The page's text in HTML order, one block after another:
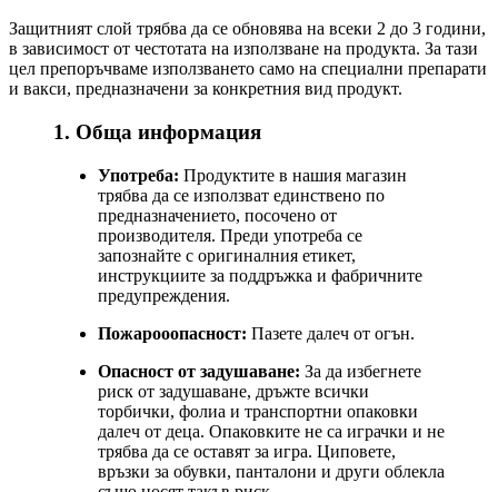
Защитният слой трябва да се обновява на всеки 2 до 3 години,
в зависимост от честотата на използване на продукта. За тази
цел препоръчваме използването само на специални препарати
и вакси, предназначени за конкретния вид продукт.
1. Обща информация
Употреба: Продуктите в нашия магазин
трябва да се използват единствено по
предназначението, посочено от
производителя. Преди употреба се
запознайте с оригиналния етикет,
инструкциите за поддръжка и фабричните
предупреждения.
Пожарооопасност: Пазете далеч от огън.
Опасност от задушаване: За да избегнете
риск от задушаване, дръжте всички
торбички, фолиа и транспортни опаковки
далеч от деца. Опаковките не са играчки и не
трябва да се оставят за игра. Циповете,
връзки за обувки, панталони и други облекла